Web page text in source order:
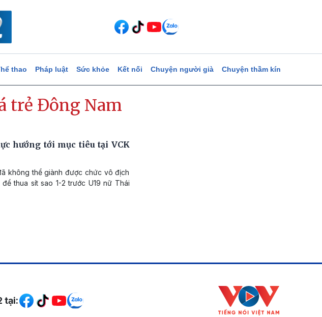
thao Pháp luật Sức khỏe Kết nối Chuyện người già Chuyện thầm kín
trẻ Đông Nam
hướng tới mục tiêu tại VCK
không thể giành được chức vô địch
thua sít sao 1-2 trước U19 nữ Thái
hội
tại: